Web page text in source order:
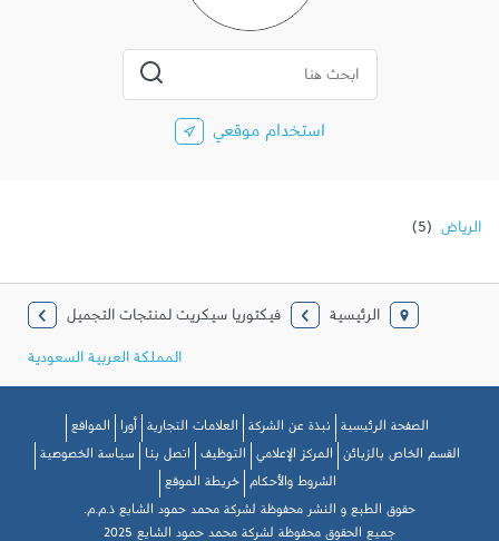
استخدام موقعي
الرياض
الرئيسية
فيكتوريا سيكريت لمنتجات التجميل
المملكة العربية السعودية
الصفحة الرئيسية نبذة عن الشركة العلامات التجارية أورا
المواقع
القسم الخاص بالزبائن المركز الإعلامي التوظيف اتصل بنا
سياسة الخصوصية
الشروط والأحكام خريطة الموقع
حقوق الطبع و النشر محفوظة لشركة محمد حمود الشايع ذ.م.م.
جميع الحقوق محفوظة لشركة محمد حمود الشايع 2025